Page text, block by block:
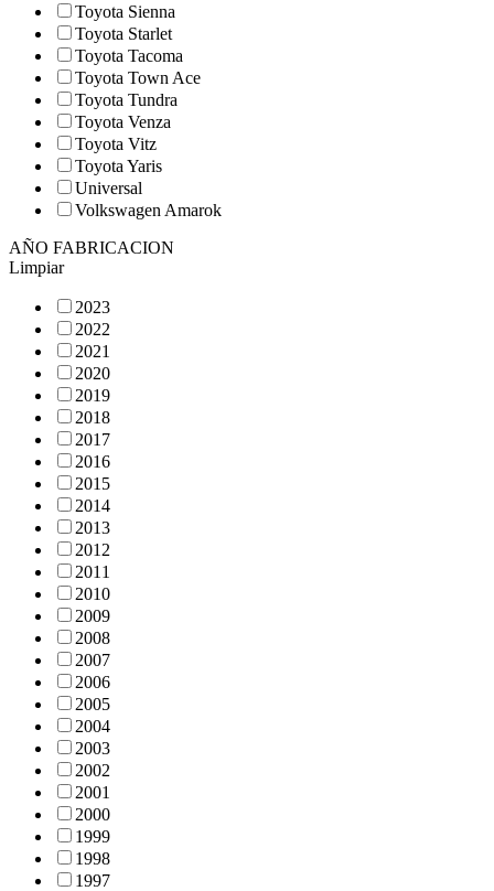
Toyota Sienna
Toyota Starlet
Toyota Tacoma
Toyota Town Ace
Toyota Tundra
Toyota Venza
Toyota Vitz
Toyota Yaris
Universal
Volkswagen Amarok
AÑO FABRICACION
Limpiar
2023
2022
2021
2020
2019
2018
2017
2016
2015
2014
2013
2012
2011
2010
2009
2008
2007
2006
2005
2004
2003
2002
2001
2000
1999
1998
1997